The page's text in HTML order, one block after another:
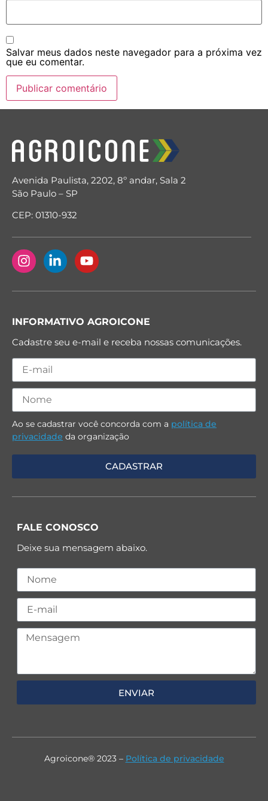
Salvar meus dados neste navegador para a próxima vez
que eu comentar.
Avenida Paulista, 2202, 8º andar, Sala 2
São Paulo – SP
CEP: 01310-932
INFORMATIVO AGROICONE
Cadastre seu e-mail e receba nossas comunicações.
Ao se cadastrar você concorda com a política de
privacidade da organização
FALE CONOSCO
Deixe sua mensagem abaixo.
ENVIAR
Agroicone® 2023 – Política de privacidade